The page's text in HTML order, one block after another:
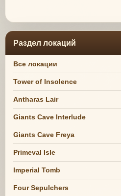
Раздел локаций
Все локации
Tower of Insolence
Antharas Lair
Giants Cave Interlude
Giants Cave Freya
Primeval Isle
Imperial Tomb
Four Sepulchers